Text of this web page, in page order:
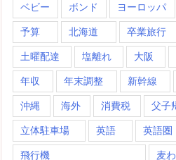
ベビー ボンド ヨーロッパ
予算 北海道 卒業旅行
土曜配達 塩離れ 大阪
年収 年末調整 新幹線
沖縄 海外 消費税 父子
立体駐車場 英語 英語圏
飛行機 麦